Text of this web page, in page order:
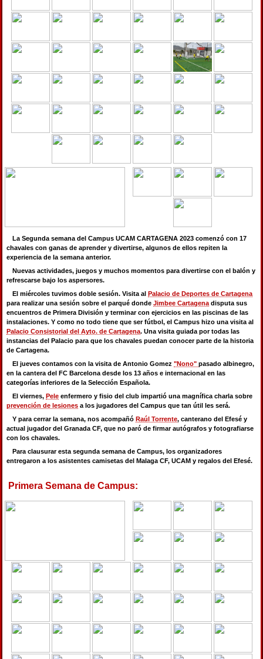
La Segunda semana del Campus UCAM CARTAGENA 2023 comenzó con 17
chavales con ganas de aprender y divertirse, algunos de ellos repiten la
experiencia de la semana anterior.
Nuevas actividades, juegos y muchos momentos para divertirse con el balón y
refrescarse bajo los aspersores.
El miércoles tuvimos doble sesión. Visita al Palacio de Deportes de Cartagena
para realizar una sesión sobre el parqué donde Jimbee Cartagena disputa sus
encuentros de Primera División y terminar con ejercicios en las piscinas de las
instalaciones. Y como no todo tiene que ser fútbol, el Campus hizo una visita al
Palacio Consistorial del Ayto. de Cartagena. Una visita guiada por todas las
instancias del Palacio para que los chavales puedan conocer parte de la historia
de Cartagena.
El jueves contamos con la visita de Antonio Gomez "Nono" pasado albinegro,
en la cantera del FC Barcelona desde los 13 años e internacional en las
categorías inferiores de la Selección Española.
El viernes, Pele enfermero y fisio del club impartió una magnífica charla sobre
prevención de lesiones a los jugadores del Campus que tan útil les será.
Y para cerrar la semana, nos acompañó Raúl Torrente, canterano del Efesé y
actual jugador del Granada CF, que no paró de firmar autógrafos y fotografiarse
con los chavales.
Para clausurar esta segunda semana de Campus, los organizadores
entregaron a los asistentes camisetas del Malaga CF, UCAM y regalos del Efesé.
Primera Semana de Campus: